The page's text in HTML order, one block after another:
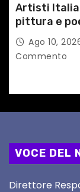
Artisti
pittura e
Ago 10,
Commento
VOCE DEL
Direttore